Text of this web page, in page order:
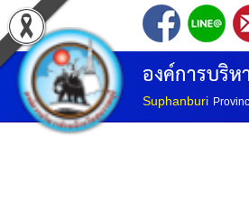
องค์การบริ
Suphanburi
หน้าแรก
ประวัติ อบจ